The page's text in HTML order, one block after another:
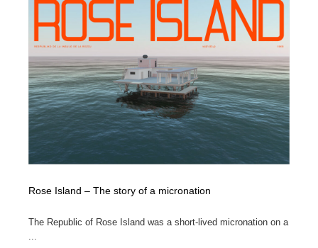
Rose Island – The story of a micronation
The Republic of Rose Island was a short-lived micronation on a
...